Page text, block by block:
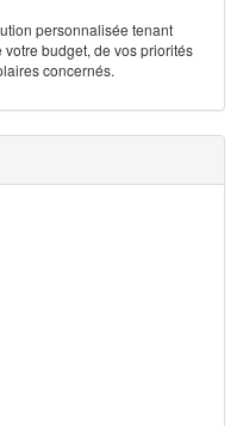
personnalisée tenant
budget, de vos priorités
concernés.